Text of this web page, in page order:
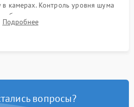
в камерах. Контроль уровня шума
обмерзания стенок и корректного
автоматической оттайки.
Подробнее
вопросы?